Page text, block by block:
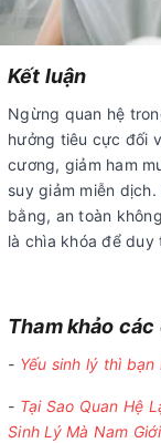
Kết luận
Ngừng quan hệ
hưởng tiêu cực đối
cương, giảm ham
suy giảm miễn
bằng, an toàn
là chìa khóa để
Tham khảo
- Yếu sinh lý thì
- Tại Sao Quan Hệ
Sinh Lý Mà Nam